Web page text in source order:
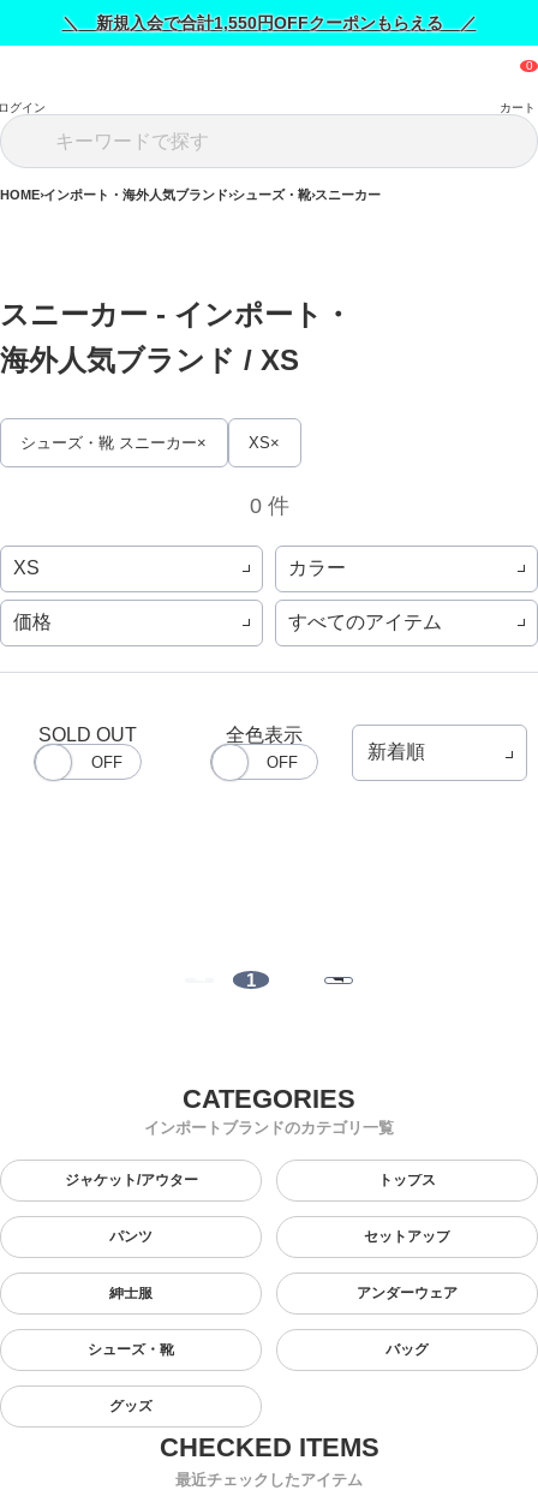
＼ 新規入会で合計1,550円OFFクーポンもらえる ／
グイン カート
HOME インポート・海外人気ブランド シューズ・靴 スニーカー
スニーカー - インポート・
海外人気ブランド / XS
シューズ・靴 スニーカー XS
0 件
XS カラー
価格 すべてのアイテム
SOLD OUT 全色表示
1
インポートブランドのカテゴリ一覧
ジャケット/アウター トップス
パンツ セットアップ
紳士服 アンダーウェア
シューズ・靴 バッグ
グッズ
最近チェックしたアイテム